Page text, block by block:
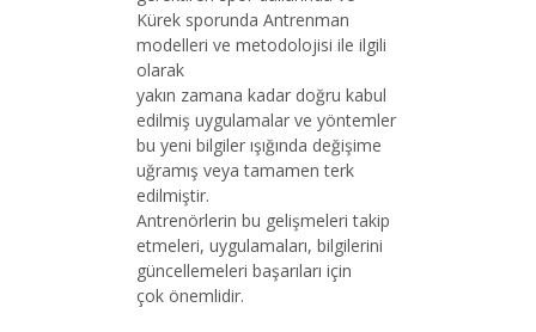
Kürek sporunda Antrenman
modelleri ve metodolojisi ile ilgili
olarak
yakın zamana kadar doğru kabul
edilmiş uygulamalar ve yöntemler
bu yeni bilgiler ışığında değişime
uğramış veya tamamen terk
edilmiştir.
Antrenörlerin bu gelişmeleri takip
etmeleri, uygulamaları, bilgilerini
güncellemeleri başarıları için
çok önemlidir.